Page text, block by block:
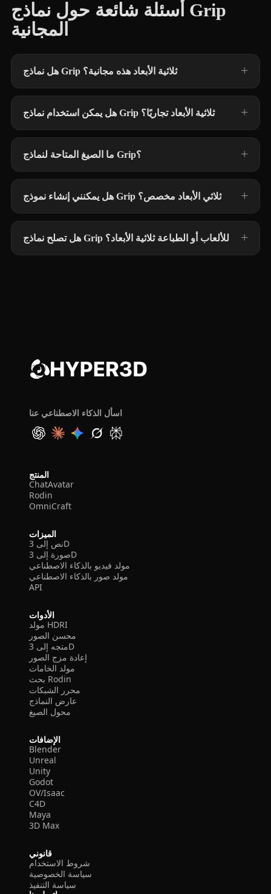
أسئلة شائعة حول نماذج Grip
المجانية
هل نماذج Grip ثلاثية الأبعاد هذه مجانية؟
هل يمكن استخدام نماذج Grip ثلاثية الأبعاد تجاريًا؟
ما الصيغ المتاحة لنماذج Grip؟
هل يمكنني إنشاء نموذج Grip ثلاثي الأبعاد مخصص؟
هل تصلح نماذج Grip للألعاب أو الطباعة ثلاثية الأبعاد؟
اسأل الذكاء الاصطناعي عنا
المنتج
ChatAvatar
Rodin
OmniCraft
الميزات
نص إلى 3D
صورة إلى 3D
مولد فيديو بالذكاء الاصطناعي
مولد صور بالذكاء الاصطناعي
API
الأدوات
مولد HDRI
محسن الصور
متجه إلى 3D
إعادة مزج الصور
مولد الخامات
بحث Rodin
محرر الشبكات
عارض النماذج
محول الصيغ
الإضافات
Blender
Unreal
Unity
Godot
OV/Isaac
C4D
Maya
3D Max
قانوني
شروط الاستخدام
سياسة الخصوصية
سياسة التنفيذ